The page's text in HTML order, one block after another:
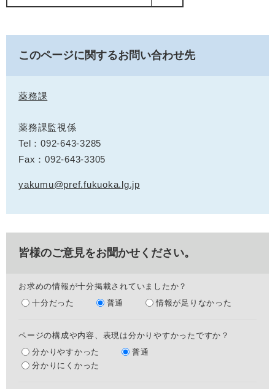
このページに関するお問い合わせ先
薬務課
薬務課監視係
Tel：092-643-3285
Fax：092-643-3305
yakumu@pref.fukuoka.lg.jp
皆様のご意見をお聞かせください。
お求めの情報が十分掲載されていましたか？
十分だった
普通 情報が足りなかった
ページの構成や内容、表現は分かりやすかったですか？
分かりやすかった
普通
分かりにくかった